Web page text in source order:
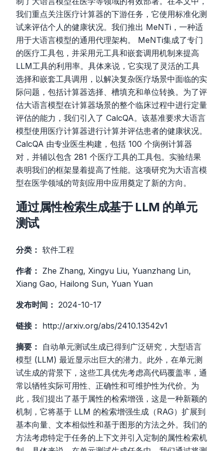
我们重点关注医疗计算器的下游任务，它使用标准化测
试来评估个人的健康状况。我们推出 MeNTi，一种适
用于大语言模型的通用代理架构。 MeNTi集成了专门
的医疗工具包，并采用元工具和嵌套调用机制来提高
LLM工具的利用率。具体来说，它实现了灵活的工具
选择和嵌套工具调用，以解决复杂医疗场景中面临的实
际问题，包括计算器选择、槽填充和单位转换。为了评
估大语言模型在计算器场景的整个临床过程中进行定量
评估的能力，我们引入了 CalcQA。该基准要求大语言
模型使用医疗计算器进行计算并评估患者的健康状况。
CalcQA 由专业医生构建，包括 100 个病例计算器
对，并辅以包含 281 个医疗工具的工具包。实验结果
表明我们的框架显着提高了性能。这项研究为大语言模
型在医学领域的苛刻应用中应用奠定了新的方向。
通过属性检索生成基于 LLM 的单元
测试
分类： 软件工程
作者： Zhe Zhang, Xingyu Liu, Yuanzhang Lin,
Xiang Gao, Hailong Sun, Yuan Yuan
发布时间： 2024-10-17
链接： http://arxiv.org/abs/2410.13542v1
摘要：
自动单元测试生成已得到广泛研究，大型语言
模型 (LLM) 最近显示出巨大的潜力。此外，在单元测
试生成的背景下，这些工具优先考虑高代码覆盖率，通
常以牺牲实际可用性、正确性和可维护性为代价。为
此，我们提出了基于属性的检索增强，这是一种新颖的
机制，它将基于 LLM 的检索增强生成（RAG）扩展到
基本向量、文本相似性和基于图形的方法之外。我们的
方法考虑特定于任务的上下文并引入定制的属性检索机